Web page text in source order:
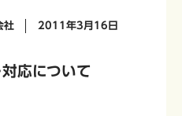
社 2011年3月16日
応について